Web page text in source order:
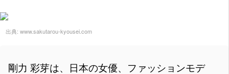
出典: www.sakutarou-kyousei.com
剛力 彩芽は、日本の女優、ファッションモデ